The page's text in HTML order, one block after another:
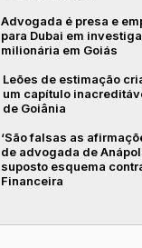
Advogada é presa e
para Dubai em
milionária em Goiás
Leões de estimação
um capítulo
de Goiânia
‘São falsas as
de advogada de
suposto esquema
Financeira